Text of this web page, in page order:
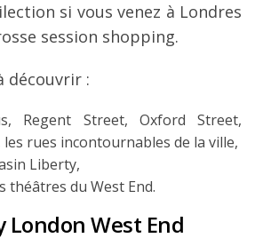
si vous venez à Londres
session shopping.
découvrir :
Regent Street, Oxford Street,
rues incontournables de la ville,
Liberty,
théâtres du West End.
London West End